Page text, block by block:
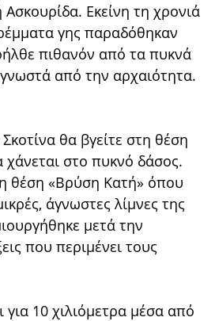
Εκείνη τη χρονιά
γης παραδόθηκαν
πιθανόν από τα πυκνά
από την αρχαιότητα.
θα βγείτε στη θέση
στο πυκνό δάσος.
θέση «Βρύση Κατή» όπου
άγνωστες λίμνες της
μετά την
που περιμένει τους
10 χιλιόμετρα μέσα από